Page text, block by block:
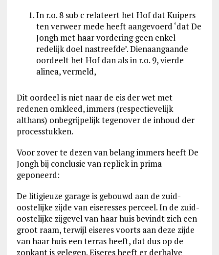
In r.o. 8 sub c relateert het Hof dat Kuipers
ten verweer mede heeft aangevoerd ‘dat De
Jongh met haar vordering geen enkel
redelijk doel nastreefde’. Dienaangaande
oordeelt het Hof dan als in r.o. 9, vierde
alinea, vermeld,
Dit oordeel is niet naar de eis der wet met
redenen omkleed, immers (respectievelijk
althans) onbegrijpelijk tegenover de inhoud der
processtukken.
Voor zover te dezen van belang immers heeft De
Jongh bij conclusie van repliek in prima
geponeerd:
De litigieuze garage is gebouwd aan de zuid-
oostelijke zijde van eiseresses perceel. In de zuid-
oostelijke zijgevel van haar huis bevindt zich een
groot raam, terwijl eiseres voorts aan deze zijde
van haar huis een terras heeft, dat dus op de
zonkant is gelegen. Eiseres heeft er derhalve